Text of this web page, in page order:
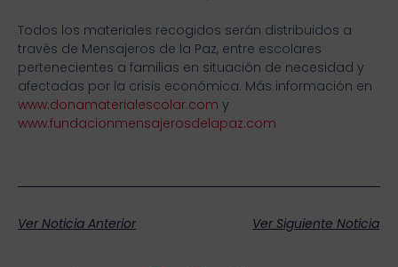
Todos los materiales recogidos serán distribuidos a
través de Mensajeros de la Paz, entre escolares
pertenecientes a familias en situación de necesidad y
afectadas por la crisis económica. Más información en
www.donamaterialescolar.com y
www.fundacionmensajerosdelapaz.com
Ver Noticia Anterior Ver Siguiente Noticia